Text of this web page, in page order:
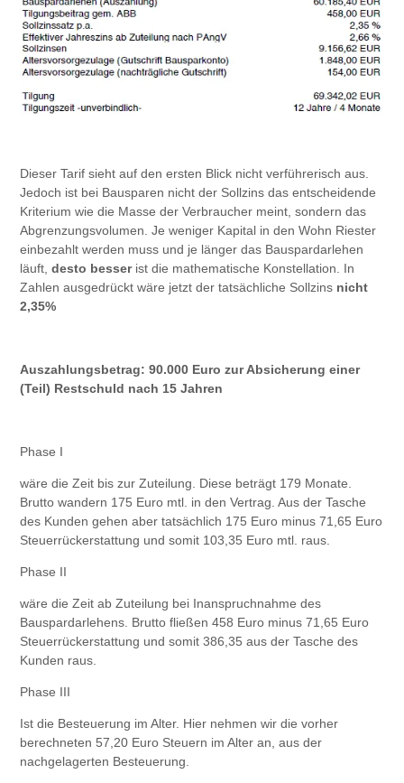
Dieser Tarif sieht auf den ersten Blick nicht verführerisch aus.
Jedoch ist bei Bausparen nicht der Sollzins das entscheidende
Kriterium wie die Masse der Verbraucher meint, sondern das
Abgrenzungsvolumen. Je weniger Kapital in den Wohn Riester
einbezahlt werden muss und je länger das Bauspardarlehen
läuft,desto besserist die mathematische Konstellation. In
Zahlen ausgedrückt wäre jetzt der tatsächliche Sollzins nicht
2,35%
Auszahlungsbetrag: 90.000 Euro zur Absicherung einer
(Teil) Restschuld nach 15 Jahren
Phase I
wäre die Zeit bis zur Zuteilung. Diese beträgt 179 Monate.
Brutto wandern 175 Euro mtl. in den Vertrag. Aus der Tasche
des Kunden gehen aber tatsächlich 175 Euro minus 71,65 Euro
Steuerrückerstattung und somit 103,35 Euro mtl. raus.
Phase II
wäre die Zeit ab Zuteilung bei Inanspruchnahme des
Bauspardarlehens. Brutto fließen 458 Euro minus 71,65 Euro
Steuerrückerstattung und somit 386,35 aus der Tasche des
Kunden raus.
Phase III
Ist die Besteuerung im Alter. Hier nehmen wir die vorher
berechneten 57,20 Euro Steuern im Alter an, aus der
nachgelagerten Besteuerung.